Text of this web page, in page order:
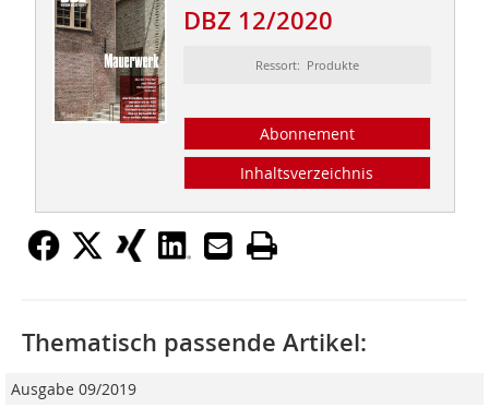
DBZ 12/2020
Ressort: Produkte
Abonnement
Inhaltsverzeichnis
Thematisch passende Artikel:
Ausgabe 09/2019